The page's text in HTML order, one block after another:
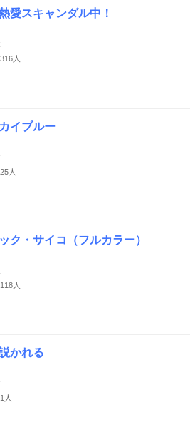
愛スキャンダル中！
人
イブルー
人
ク・サイコ（フルカラー）
人
かれる
人